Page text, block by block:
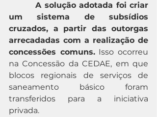
A solução adotada foi criar
um sistema de subsídios
cruzados, a partir das outorgas
arrecadadas com a realização de
concessões comuns. Isso ocorreu
na Concessão da CEDAE, em que
blocos regionais de serviços de
saneamento básico foram
transferidos para a iniciativa
privada.